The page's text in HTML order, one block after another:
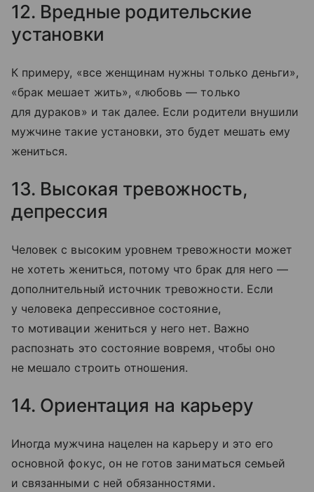
12. Вредные родительские
установки
К примеру, «все женщинам нужны только деньги»,
«брак мешает жить», «любовь — только
для дураков» и так далее. Если родители внушили
мужчине такие установки, это будет мешать ему
жениться.
13. Высокая тревожность,
депрессия
Человек с высоким уровнем тревожности может
не хотеть жениться, потому что брак для него —
дополнительный источник тревожности. Если
у человека депрессивное состояние,
то мотивации жениться у него нет. Важно
распознать это состояние вовремя, чтобы оно
не мешало строить отношения.
14. Ориентация на карьеру
Иногда мужчина нацелен на карьеру и это его
основной фокус, он не готов заниматься семьей
и связанными с ней обязанностями.